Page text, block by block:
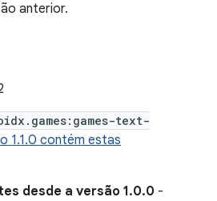
anterior.
text-
1.1.0 contém estas
desde a versão 1.0.0 -